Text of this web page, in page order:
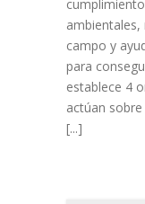
campo y
para
establece 4
actúan sobre
[...]